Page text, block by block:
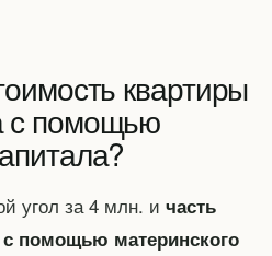
квартиры
с помощью
угол за 4 млн. и часть
помощью материнского